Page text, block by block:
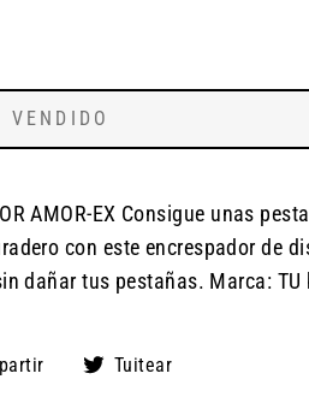
VENDIDO
AMOR-EX Consigue unas
con este encrespador de
dañar tus pestañas. Marca: TU
CompartirTuitear